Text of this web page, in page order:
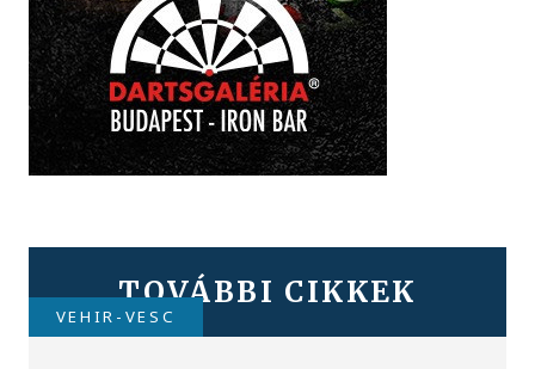
TOVÁBBI CIKKEK
VEHIR-VESC